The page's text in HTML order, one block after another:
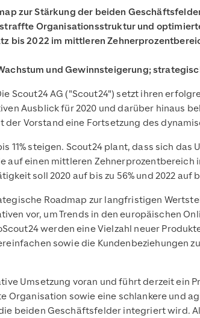
zur Stärkung der beiden
Organisationsstruktur und
bis 2022 im mittleren
und Gewinnsteigerung;
Scout24 AG ("Scout24") setzt ihren
Ausblick für 2020 und darüber hinaus
der Vorstand eine Fortsetzung des
11% steigen. Scout24 plant, dass sich
auf einen mittleren Zehnerprozentbereich
soll 2020 auf bis zu 56% und 2022 auf
Roadmap zur langfristigen
vor, um Trends in den europäischen
werden eine Vielzahl neuer
sowie die Kundenbeziehungen
Umsetzung voran und führt derzeit ein
Organisation sowie eine schlankere und
beiden Geschäftsfelder integriert wird.